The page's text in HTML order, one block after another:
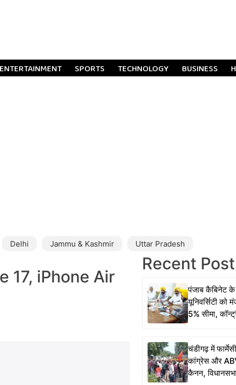
ENTERTAINMENT SPORTS TECHNOLOGY BUSINESS
Delhi Jammu & Kashmir Uttar Pradesh
17, iPhone Air
Recent
पंजाब कैबिनेट
यूनिवर्सिटी को
5% सीमा,
चंडीगढ़ में
कांग्रेस और
कैनन, विधानसभा